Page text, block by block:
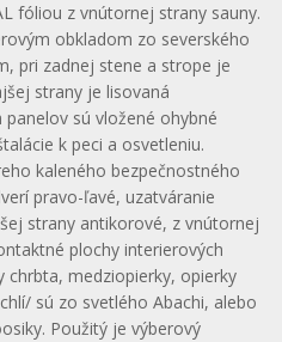
fóliou z vnútornej strany sauny.
obkladom zo severského
pri zadnej stene a strope je
strany je lisovaná
sú vložené ohybné
k peci a osvetleniu.
kaleného bezpečnostného
pravo-ľavé, uzatváranie
strany antikorové, z vnútornej
plochy interierových
chrbta, medziopierky, opierky
sú zo svetlého Abachi, alebo
Použitý je výberový